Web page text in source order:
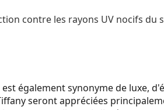
contre les rayons UV nocifs du
également synonyme de luxe,
seront appréciées